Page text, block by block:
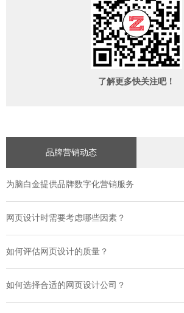
了解更多快关注吧！
品牌营销动态
为脑白金提供品牌数字化营销服务
网页设计时需要考虑哪些因素？
如何评估网页设计的质量？
如何选择合适的网页设计公司？